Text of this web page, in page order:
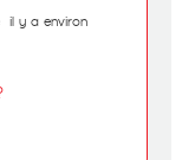
il y a environ